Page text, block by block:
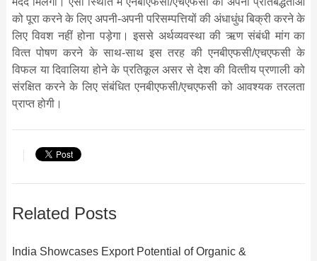
को पूरा करने के लिए अपनी-अपनी परि‍सम्‍पत्तियों की अंधाधुंध बिक्री करने के
लिए विवश नहीं होना पड़ेगा। इससे अर्थव्‍यवस्‍था की ऋण संबंधी मांग का
वित्‍त पोषण करने के साथ-साथ इस तरह की एनबीएफसी/एचएफसी के
विफल या दिवालिया होने के प्रतिकूल असर से देश की वित्‍तीय प्रणाली को
संरक्षित करने के लिए संबंधित एनबीएफसी/एचएफसी को आवश्‍यक तरलता
प्राप्‍त होगी।
Related Posts
India Showcases Export Potential of Organic &